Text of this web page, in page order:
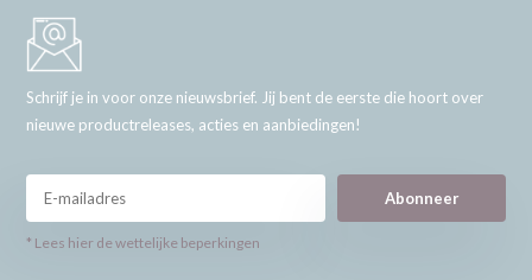
Schrijf je in voor onze nieuwsbrief. Jij bent de eerste die hoort over
nieuwe productreleases, acties en aanbiedingen!
Abonneer
* Lees hier de wettelijke beperkingen